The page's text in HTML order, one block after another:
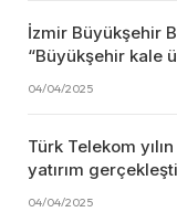
İzmir Büyükşehir
“Büyükşehir kale
04/04/2025
Türk Telekom
yatırım
04/04/2025